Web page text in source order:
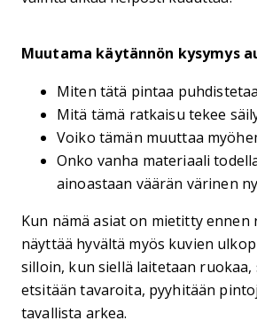
Muutama käytännön kysymys
Miten tätä pintaa
Mitä tämä ratkaisu tekee
Voiko tämän muuttaa
Onko vanha materiaali
ainoastaan väärän värinen
Kun nämä asiat on mietitty
näyttää hyvältä myös kuvien
silloin, kun siellä laitetaan ruokaa,
etsitään tavaroita, pyyhitään
tavallista arkea.